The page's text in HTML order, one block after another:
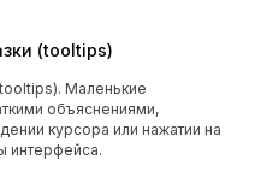
(tooltips)
Маленькие
объяснениями,
курсора или нажатии на
интерфейса.
на мини-